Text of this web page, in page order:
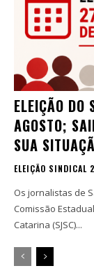
ELEIÇÃO
AGOSTO;
SUA
ELEIÇÃO SINDICAL
Os jornalistas de
Comissão
Catarina (SJSC)...